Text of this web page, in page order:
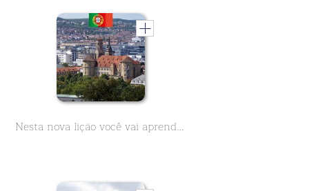
Nesta nova lição você vai aprender tudo sobre a história da Stiftskirche em Stuttgart. Ele está localizado no coração da cidade e ao lado do Palácio Velho em Schillerplatz. Na época do Natal você vai encontrar o mercado de Natal aqui.